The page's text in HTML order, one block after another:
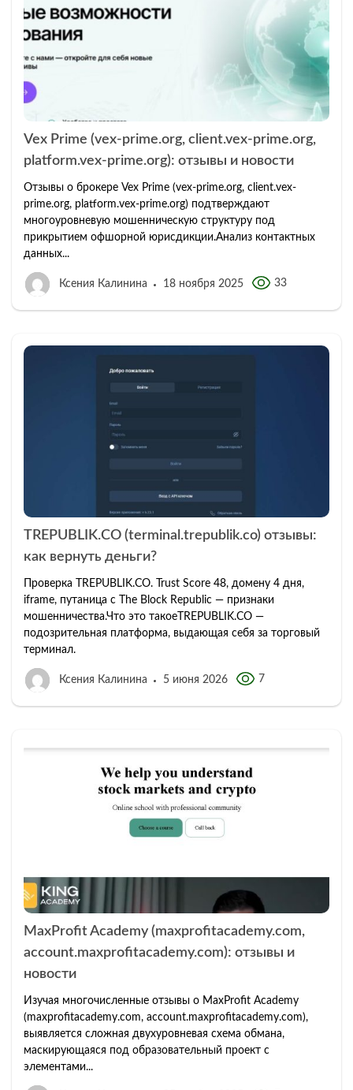
Vex Prime (vex-prime.org, client.vex-prime.org,
platform.vex-prime.org): отзывы и новости
Отзывы о брокере Vex Prime (vex-prime.org, client.vex-
prime.org, platform.vex-prime.org) подтверждают
многоуровневую мошенническую структуру под
прикрытием офшорной юрисдикции.Анализ контактных
данных...
Ксения Калинина 18 ноября 2025 33
TREPUBLIK.CO (terminal.trepublik.co) отзывы:
как вернуть деньги?
Проверка TREPUBLIK.CO. Trust Score 48, домену 4 дня,
iframe, путаница с The Block Republic — признаки
мошенничества.Что это такоеTREPUBLIK.CO —
подозрительная платформа, выдающая себя за торговый
терминал.
Ксения Калинина 5 июня 2026 7
MaxProfit Academy (maxprofitacademy.com,
account.maxprofitacademy.com): отзывы и
новости
Изучая многочисленные отзывы о MaxProfit Academy
(maxprofitacademy.com, account.maxprofitacademy.com),
выявляется сложная двухуровневая схема обмана,
маскирующаяся под образовательный проект с
элементами...